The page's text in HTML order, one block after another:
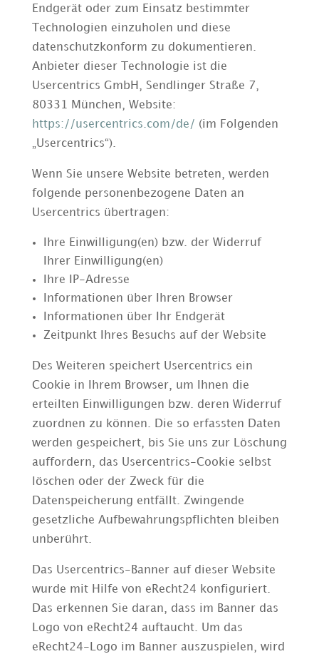
Endgerät oder zum Einsatz bestimmter
Technologien einzuholen und diese
datenschutzkonform zu dokumentieren.
Anbieter dieser Technologie ist die
Usercentrics GmbH, Sendlinger Straße 7,
80331 München, Website:
https://usercentrics.com/de/ (im Folgenden
„Usercentrics“).
Wenn Sie unsere Website betreten, werden
folgende personenbezogene Daten an
Usercentrics übertragen:
Ihre Einwilligung(en) bzw. der Widerruf
Ihrer Einwilligung(en)
Ihre IP-Adresse
Informationen über Ihren Browser
Informationen über Ihr Endgerät
Zeitpunkt Ihres Besuchs auf der Website
Des Weiteren speichert Usercentrics ein
Cookie in Ihrem Browser, um Ihnen die
erteilten Einwilligungen bzw. deren Widerruf
zuordnen zu können. Die so erfassten Daten
werden gespeichert, bis Sie uns zur Löschung
auffordern, das Usercentrics-Cookie selbst
löschen oder der Zweck für die
Datenspeicherung entfällt. Zwingende
gesetzliche Aufbewahrungspflichten bleiben
unberührt.
Das Usercentrics-Banner auf dieser Website
wurde mit Hilfe von eRecht24 konfiguriert.
Das erkennen Sie daran, dass im Banner das
Logo von eRecht24 auftaucht. Um das
eRecht24-Logo im Banner auszuspielen, wird